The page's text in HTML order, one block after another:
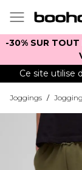
-30% SUR TOUT
Ce site utilise
Joggings /